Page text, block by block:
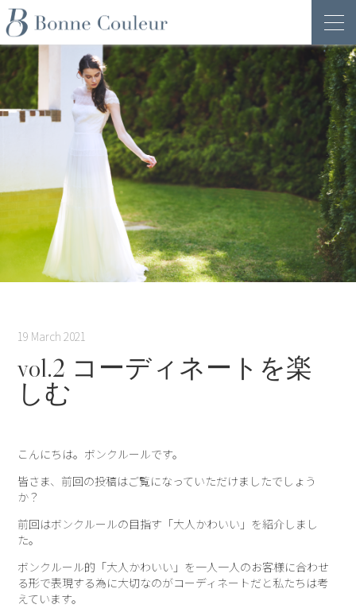
19 March 2021
vol.2 コーディネートを楽
しむ
こんにちは。ボンクルールです。
皆さま、前回の投稿はご覧になっていただけましたでしょう
か？
前回はボンクルールの目指す「大人かわいい」を紹介しまし
た。
ボンクルール的「大人かわいい」を一人一人のお客様に合わせ
る形で表現する為に大切なのがコーディネートだと私たちは考
えています。